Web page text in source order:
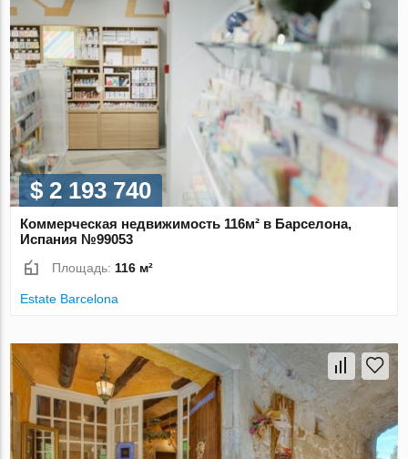
$ 2 193 740
Коммерческая недвижимость 116м² в Барселона,
Испания №99053
Площадь: 116 м²
Estate Barcelona